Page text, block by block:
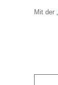
Mit der „